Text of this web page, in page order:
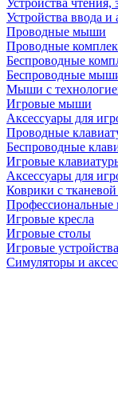
Устройства чтения,
Устройства ввода и
Проводные мыши
Проводные
Беспроводные
Беспроводные
Мыши с
Игровые мыши
Аксессуары для
Проводные
Беспроводные
Игровые
Аксессуары для
Коврики с
Профессиональные
Игровые кресла
Игровые столы
Игровые устройства
Симуляторы и